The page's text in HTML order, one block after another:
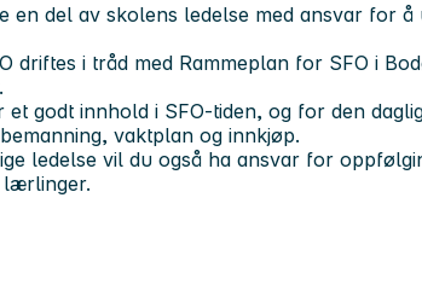
en del av skolens ledelse med ansvar for å
driftes i tråd med Rammeplan for SFO i
godt innhold i SFO-tiden, og for den
vaktplan og innkjøp.
ledelse vil du også ha ansvar for
lærlinger.